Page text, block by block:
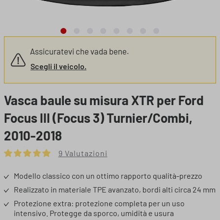
Assicuratevi che vada bene.
Scegli il veicolo.
Vasca baule su misura XTR per Ford
Focus III (Focus 3) Turnier/Combi,
2010-2018
Modello classico con un ottimo rapporto qualità-prezzo
Realizzato in materiale TPE avanzato, bordi alti circa 24 mm
Protezione extra: protezione completa per un uso
intensivo. Protegge da sporco, umidità e usura
9 Valutazioni